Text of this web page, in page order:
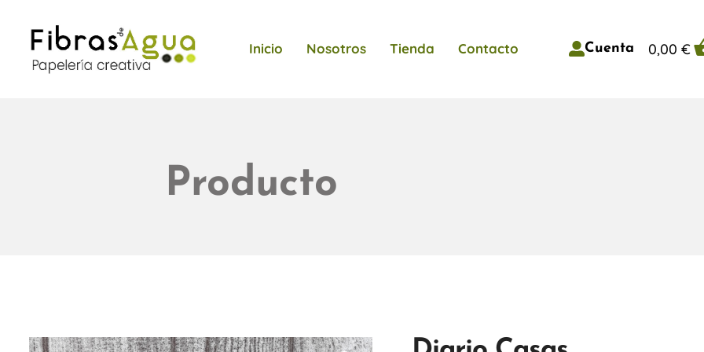
Inicio Nosotros Tienda Contacto Cuenta 0,00 €
Producto